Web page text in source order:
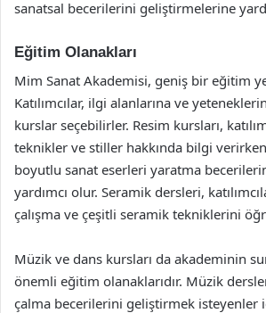
sanatsal becerilerini geliştirmelerine
Eğitim Olanakları
Mim Sanat Akademisi, geniş bir eğitim
Katılımcılar, ilgi alanlarına ve
kurslar seçebilirler. Resim kursları,
teknikler ve stiller hakkında bilgi
boyutlu sanat eserleri yaratma
yardımcı olur. Seramik dersleri,
çalışma ve çeşitli seramik tekniklerini
Müzik ve dans kursları da akademinin
önemli eğitim olanaklarıdır. Müzik
çalma becerilerini geliştirmek isteyenler